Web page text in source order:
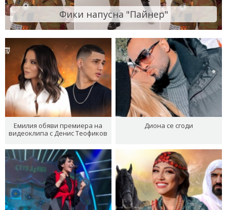
Фики напусна "Пайнер"
Емилия обяви премиера на
видеоклипа с Денис Теофиков
Диона се сгоди